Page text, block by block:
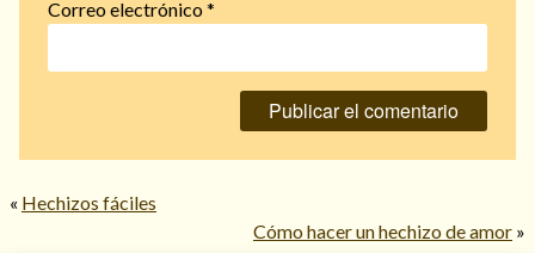
Correo electrónico*
« Hechizos fáciles
Cómo hacer un hechizo de amor »